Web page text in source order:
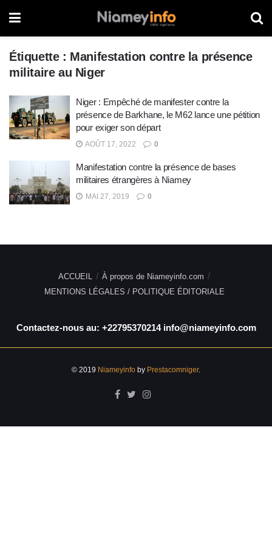
Étiquette : Manifestation contre la présence
militaire au Niger
Niger : Empêché de manifester contre la
présence de Barkhane, le M62 lance une pétition
pour exiger son départ
AOÛT 17, 2022 0
Manifestation contre la présence de bases
militaires étrangères à Niamey
MAI 27, 2019 0
ACCUEIL
À propos de Niameyinfo.com
MENTIONS LÉGALES / POLITIQUE ÉDITORIALE
Contactez-nous au: +22795370214 info@niameyinfo.com
© 2019 Niameyinfo by Prestacomniger.